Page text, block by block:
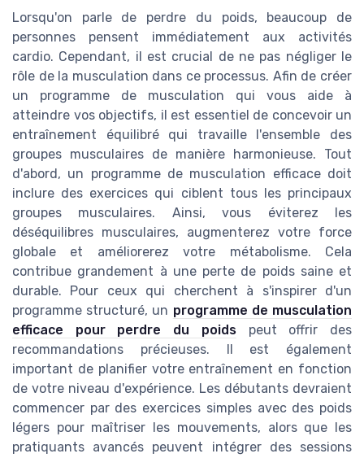
Lorsqu'on parle de perdre du poids, beaucoup de
personnes pensent immédiatement aux activités
cardio. Cependant, il est crucial de ne pas négliger le
rôle de la musculation dans ce processus. Afin de créer
un programme de musculation qui vous aide à
atteindre vos objectifs, il est essentiel de concevoir un
entraînement équilibré qui travaille l'ensemble des
groupes musculaires de manière harmonieuse. Tout
d'abord, un programme de musculation efficace doit
inclure des exercices qui ciblent tous les principaux
groupes musculaires. Ainsi, vous éviterez les
déséquilibres musculaires, augmenterez votre force
globale et améliorerez votre métabolisme. Cela
contribue grandement à une perte de poids saine et
durable. Pour ceux qui cherchent à s'inspirer d'un
programme structuré, un programme de musculation
efficace pour perdre du poidspeut offrir des
recommandations précieuses. Il est également
important de planifier votre entraînement en fonction
de votre niveau d'expérience. Les débutants devraient
commencer par des exercices simples avec des poids
légers pour maîtriser les mouvements, alors que les
pratiquants avancés peuvent intégrer des sessions